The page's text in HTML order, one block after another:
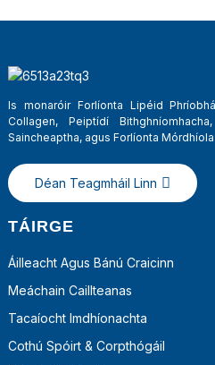
Is monaróir Forlíonta Lipéid
Collagen, Peiptídí
Saincheaptha, agus Forlíonta Mórdhíola
Déan Teagmháil Linn
TÁIRGE
Áilleacht Agus Bánú Craicinn
Meáchain Caillteanas
Tacaíocht Imdhíonachta
Cothú Spóirt & Corpthógáil